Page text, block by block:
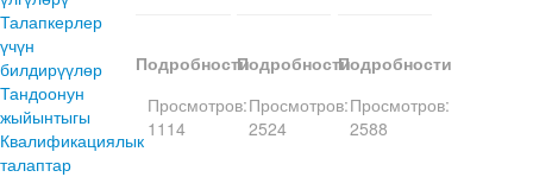
Талапкерлер
үчүн
билдирүүлөр
Тандоонун
жыйынтыгы
Квалификациялык
талаптар
Подробности
Просмотров:
1114
Подробности
Просмотров:
2524
Подробности
Просмотров:
2588